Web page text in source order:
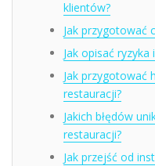
klientów?
Jak przygotować
Jak opisać
Jak przygotować
restauracji?
Jakich błędów
restauracji?
Jak przejść od